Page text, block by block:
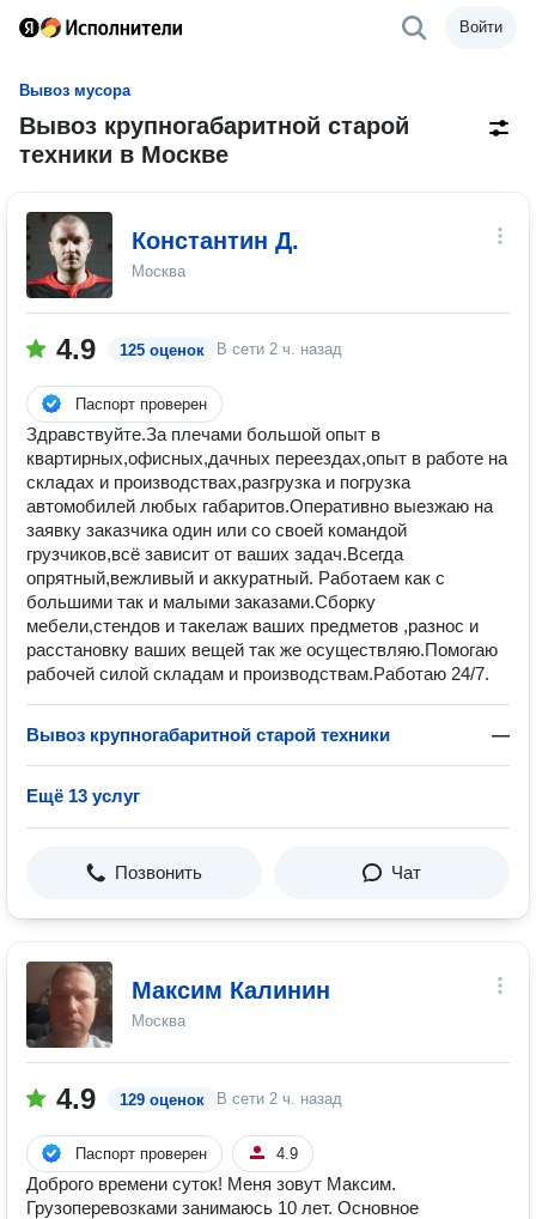
Войти
Вывоз мусора
Вывоз крупногабаритной старой
техники в Москве
Константин Д.
Москва
4.9 125 оценок В сети 2 ч. назад
Паспорт проверен
Здравствуйте.За плечами большой опыт в
квартирных,офисных,дачных переездах,опыт в работе на
складах и производствах,разгрузка и погрузка
автомобилей любых габаритов.Оперативно выезжаю на
заявку заказчика один или со своей командой
грузчиков,всё зависит от ваших задач.Всегда
опрятный,вежливый и аккуратный. Работаем как с
большими так и малыми заказами.Сборку
мебели,стендов и такелаж ваших предметов ,разнос и
расстановку ваших вещей так же осуществляю.Помогаю
рабочей силой складам и производствам.Работаю 24/7.
Вывоз крупногабаритной старой техники —
Ещё 13 услуг
Позвонить Чат
Максим Калинин
Москва
4.9 129 оценок В сети 2 ч. назад
Паспорт проверен 4.9
Доброго времени суток! Меня зовут Максим.
Грузоперевозками занимаюсь 10 лет. Основное